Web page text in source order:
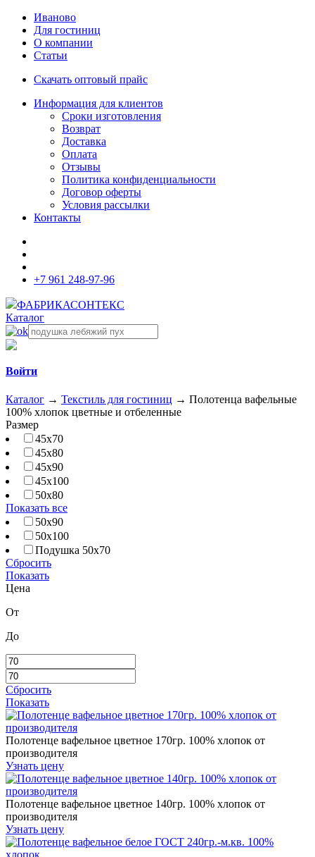
Иваново
Для гостиниц
О компании
Статьи
Скачать оптовый прайс
Информация для клиентов
Сроки изготовления
Возврат
Доставка
Оплата
Отзывы
Политика конфиденциальности
Договор оферты
Условия рассылки
Контакты
+7 961 248-97-96
ФАБРИКАСОНТЕКС
Каталог
Войти
Каталог → Текстиль для гостиниц → Полотенца вафельные
100% хлопок цветные и отбеленные
Размер
45х70
45х80
45х90
45х100
50х80
Показать все
50х90
50х100
Подушка 50х70
Сбросить
Показать
Цена
От
До
Сбросить
Показать
Полотенце вафельное цветное 170гр. 100% хлопок от
производителя
Узнать цену
Полотенце вафельное цветное 140гр. 100% хлопок от
производителя
Узнать цену